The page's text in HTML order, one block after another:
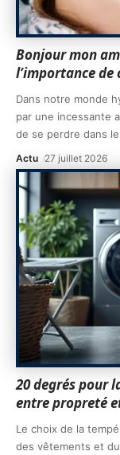
Bonjour mon
l’importance de
Dans notre monde
par une incessante
de se perdre dans le
Actu 27 juillet 2026
20 degrés pour
entre propreté
Le choix de la
des vêtements et